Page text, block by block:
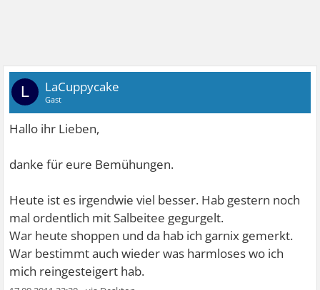
L LaCuppycake
Gast
Hallo ihr Lieben,
danke für eure Bemühungen.
Heute ist es irgendwie viel besser. Hab gestern noch
mal ordentlich mit Salbeitee gegurgelt.
War heute shoppen und da hab ich garnix gemerkt.
War bestimmt auch wieder was harmloses wo ich
mich reingesteigert hab.